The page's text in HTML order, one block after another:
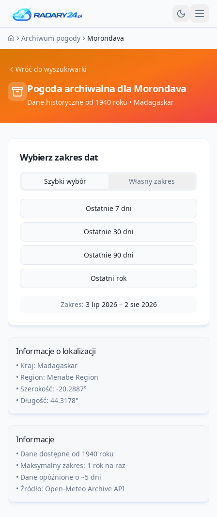
Strona główna
Archiwum pogody Morondava
Wróć do wyszukiwarki
Pogoda archiwalna dla Morondava
Dane historyczne od 1940 roku • Madagaskar
Wybierz zakres dat
Szybki wybór Własny zakres
Ostatnie 7 dni
Ostatnie 30 dni
Ostatnie 90 dni
Ostatni rok
Zakres: 3 lip 2026– 2 sie 2026
Informacje o lokalizacji
• Kraj: Madagaskar
• Region: Menabe Region
• Szerokość: -20.2887°
• Długość: 44.3178°
Informacje
• Dane dostępne od 1940 roku
• Maksymalny zakres: 1 rok na raz
• Dane opóźnione o ~5 dni
• Źródło: Open-Meteo Archive API